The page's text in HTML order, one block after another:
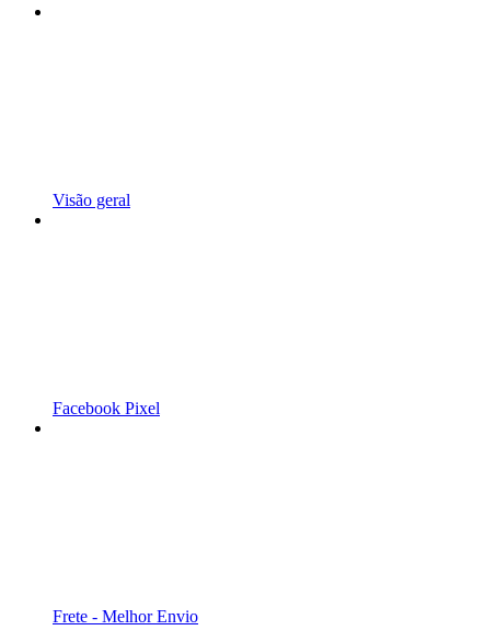
Visão geral
Facebook Pixel
Frete - Melhor Envio